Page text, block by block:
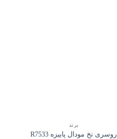
برند
روسری نخ مودال پاییزه R7533